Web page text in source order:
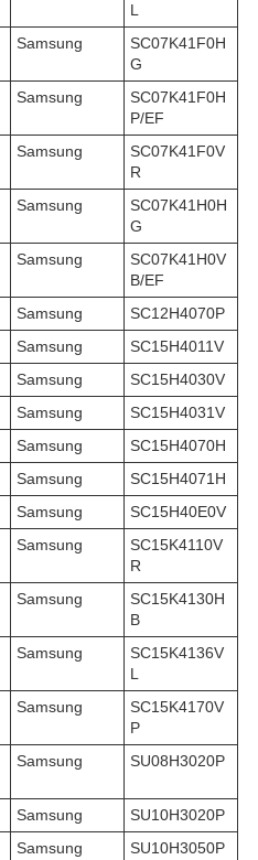
L
Samsung
SC07K41F0H
G
Samsung
SC07K41F0H
P/EF
Samsung
SC07K41F0V
R
Samsung
SC07K41H0H
G
Samsung
SC07K41H0V
B/EF
Samsung
SC12H4070P
Samsung
SC15H4011V
Samsung
SC15H4030V
Samsung
SC15H4031V
Samsung
SC15H4070H
Samsung
SC15H4071H
Samsung
SC15H40E0V
Samsung
SC15K4110V
R
Samsung
SC15K4130H
B
Samsung
SC15K4136V
L
Samsung
SC15K4170V
P
Samsung SU08H3020P
Samsung
SU10H3020P
Samsung SU10H3050P